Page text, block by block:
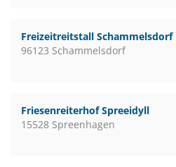
Freizeitreitstall Schammelsdorf
96123 Schammelsdorf
Friesenreiterhof Spreeidyll
15528 Spreenhagen